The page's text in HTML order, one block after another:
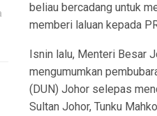
beliau bercadang untuk
memberi laluan kepada
Isnin lalu, Menteri Besar
mengumumkan
(DUN) Johor selepas
Sultan Johor, Tunku